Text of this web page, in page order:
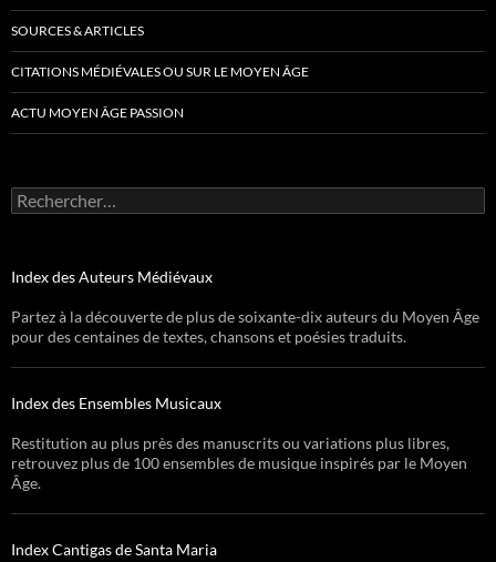
SOURCES & ARTICLES
CITATIONS MÉDIÉVALES OU SUR LE MOYEN ÂGE
ACTU MOYEN ÂGE PASSION
Rechercher :
Index des Auteurs Médiévaux
Partez à la découverte de plus de soixante-dix auteurs du Moyen Âge
pour des centaines de textes, chansons et poésies traduits.
Index des Ensembles Musicaux
Restitution au plus près des manuscrits ou variations plus libres,
retrouvez plus de 100 ensembles de musique inspirés par le Moyen
Âge.
Index Cantigas de Santa Maria